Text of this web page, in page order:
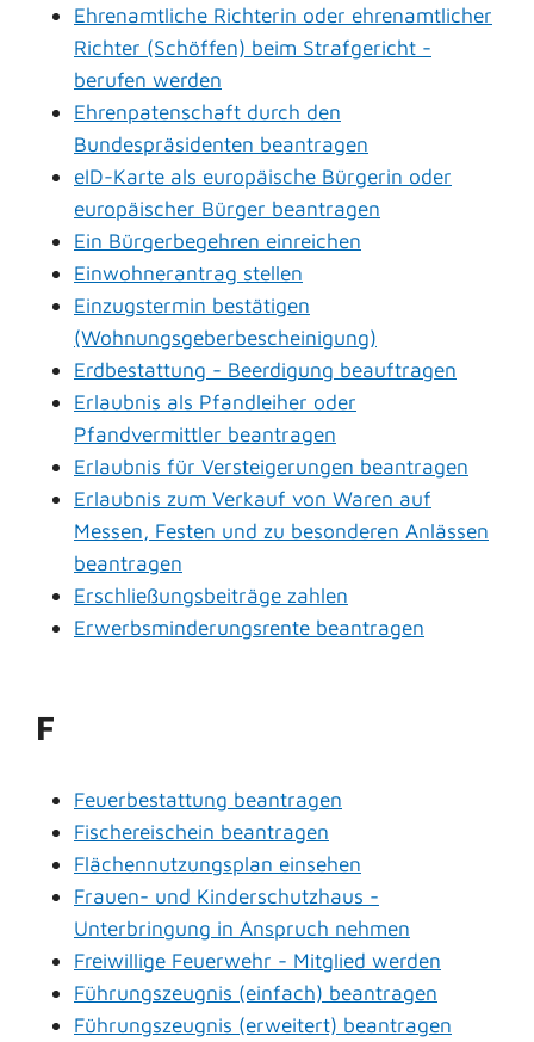
Ehrenamtliche Richterin oder ehrenamtlicher
Richter (Schöffen) beim Strafgericht -
berufen werden
Ehrenpatenschaft durch den
Bundespräsidenten beantragen
eID-Karte als europäische Bürgerin oder
europäischer Bürger beantragen
Ein Bürgerbegehren einreichen
Einwohnerantrag stellen
Einzugstermin bestätigen
(Wohnungsgeberbescheinigung)
Erdbestattung - Beerdigung beauftragen
Erlaubnis als Pfandleiher oder
Pfandvermittler beantragen
Erlaubnis für Versteigerungen beantragen
Erlaubnis zum Verkauf von Waren auf
Messen, Festen und zu besonderen Anlässen
beantragen
Erschließungsbeiträge zahlen
Erwerbsminderungsrente beantragen
F
Feuerbestattung beantragen
Fischereischein beantragen
Flächennutzungsplan einsehen
Frauen- und Kinderschutzhaus -
Unterbringung in Anspruch nehmen
Freiwillige Feuerwehr - Mitglied werden
Führungszeugnis (einfach) beantragen
Führungszeugnis (erweitert) beantragen